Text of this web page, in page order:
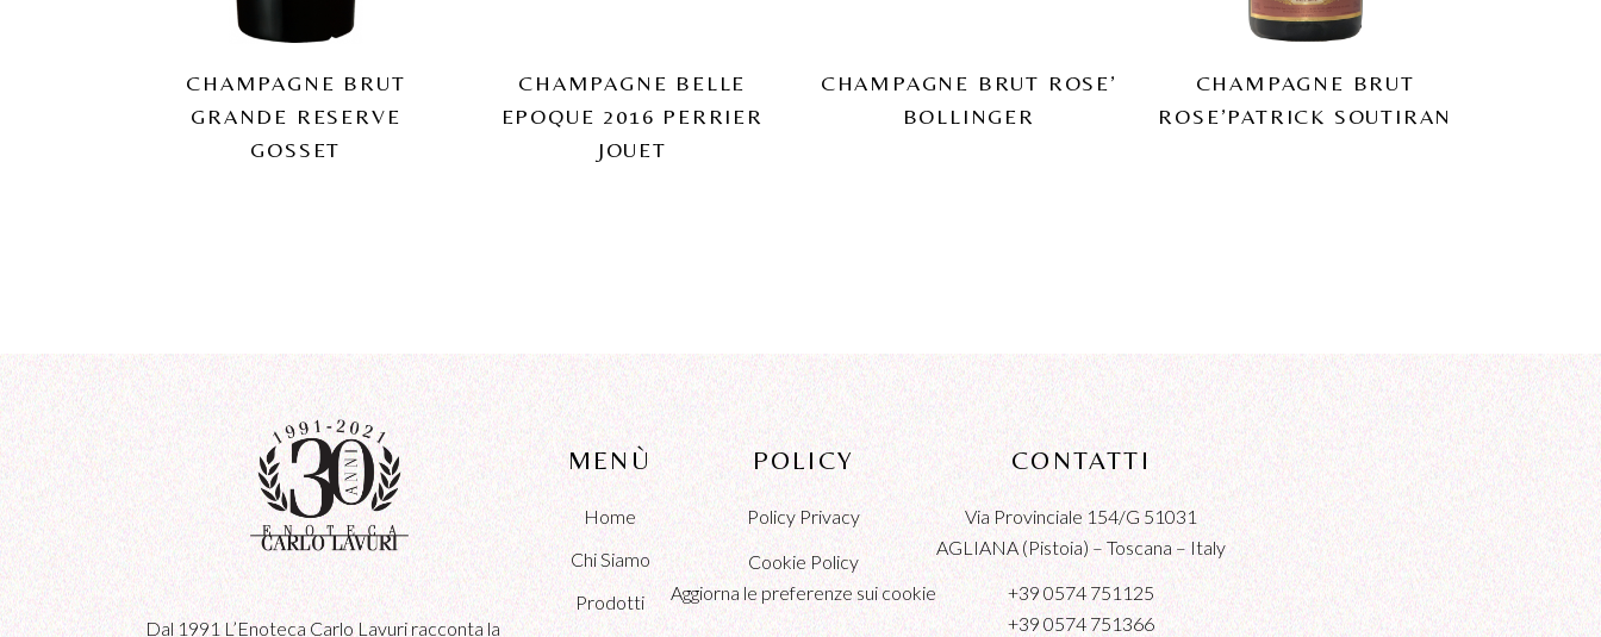
CHAMPAGNE BRUT
GRANDE RESERVE
GOSSET
CHAMPAGNE BELLE
EPOQUE 2016 PERRIER
JOUET
CHAMPAGNE BRUT ROSE’
BOLLINGER
CHAMPAGNE BRUT
ROSE’PATRICK SOUTIRAN
Dal 1991 L’Enoteca Carlo Lavuri racconta la
MENÙ
Home
Chi Siamo
Prodotti
POLICY
Policy Privacy
Cookie Policy
Aggiorna le preferenze sui cookie
CONTATTI
Via Provinciale 154/G 51031
AGLIANA (Pistoia) – Toscana – Italy
+39 0574 751125
+39 0574 751366